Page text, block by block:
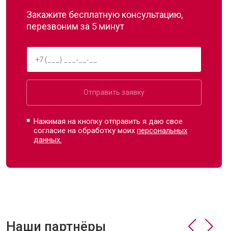
Закажите бесплатную консультацию,
перезвоним за 5 минут
Отправить заявку
Нажимая на кнопку отправить я даю свое
согласие на обработку моихперсональных
данных.
Наши партнёры